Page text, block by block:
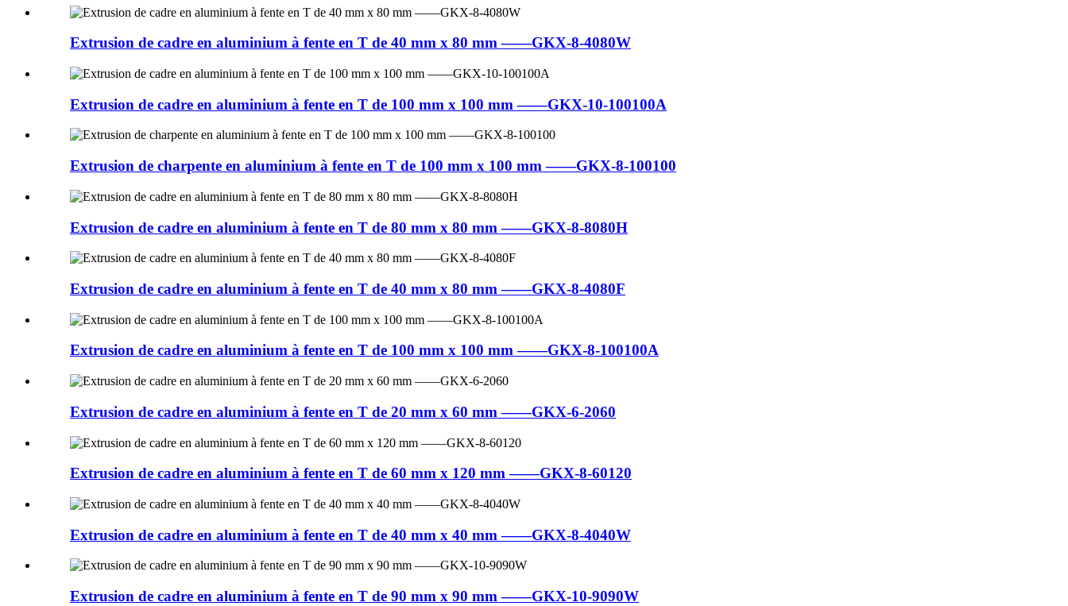
Extrusion de cadre en aluminium à fente en T de 40 mm x 80 mm ——GKX-8-4080W
Extrusion de cadre en aluminium à fente en T de 100 mm x 100 mm ——GKX-10-100100A
Extrusion de charpente en aluminium à fente en T de 100 mm x 100 mm ——GKX-8-100100
Extrusion de cadre en aluminium à fente en T de 80 mm x 80 mm ——GKX-8-8080H
Extrusion de cadre en aluminium à fente en T de 40 mm x 80 mm ——GKX-8-4080F
Extrusion de cadre en aluminium à fente en T de 100 mm x 100 mm ——GKX-8-100100A
Extrusion de cadre en aluminium à fente en T de 20 mm x 60 mm ——GKX-6-2060
Extrusion de cadre en aluminium à fente en T de 60 mm x 120 mm ——GKX-8-60120
Extrusion de cadre en aluminium à fente en T de 40 mm x 40 mm ——GKX-8-4040W
Extrusion de cadre en aluminium à fente en T de 90 mm x 90 mm ——GKX-10-9090W